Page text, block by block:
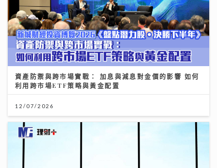
資產防禦與跨市場實戰： 加息與減息對金價的影響 如何
利用跨市場ETF策略與黃金配置
12/07/2026